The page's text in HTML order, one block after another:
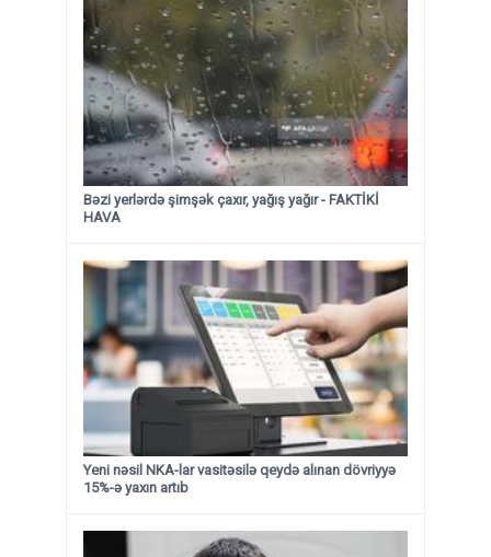
Bəzi yerlərdə şimşək çaxır, yağış yağır - FAKTİKİ
HAVA
Yeni nəsil NKA-lar vasitəsilə qeydə alınan dövriyyə
15%-ə yaxın artıb